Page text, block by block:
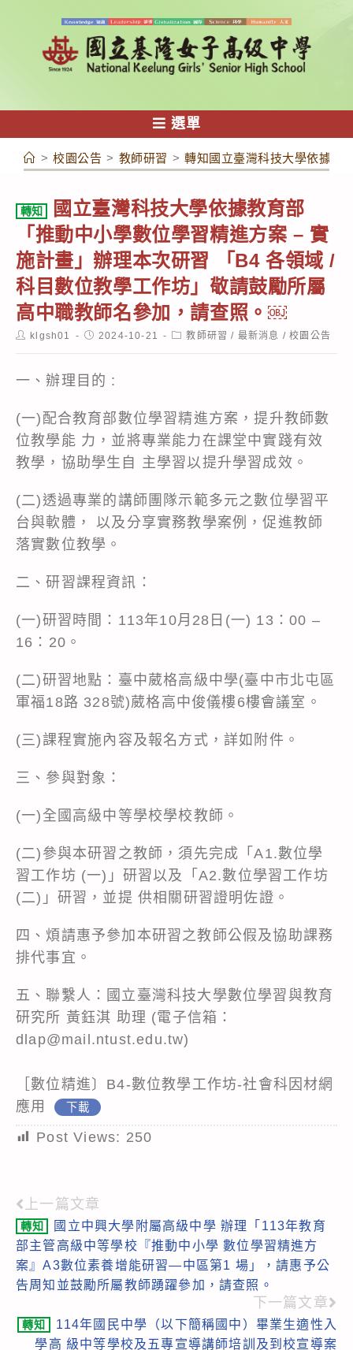
容
選單
> 校園公告 > 教師研習 > 轉知國立臺灣科技大學依據教
轉知
國立臺灣科技大學依據教育部
「推動中小學數位學習精進方案 – 實
施計畫」辦理本次研習 「B4 各領域 /
科目數位教學工作坊」敬請鼓勵所屬
高中職教師名參加，請查照。￼
Postklgsh01
Post2024-10-21
Post教師研習 / 最新消息 / 校園公告
一、辦理目的 :
(一)配合教育部數位學習精進方案，提升教師數
位教學能 力，並將專業能力在課堂中實踐有效
教學，協助學生自 主學習以提升學習成效。
(二)透過專業的講師團隊示範多元之數位學習平
台與軟體， 以及分享實務教學案例，促進教師
落實數位教學。
二、研習課程資訊：
(一)研習時間：113年10月28日(一) 13：00 –
16：20。
(二)研習地點：臺中葳格高級中學(臺中市北屯區
軍福18路 328號)葳格高中俊儀樓6樓會議室。
(三)課程實施內容及報名方式，詳如附件。
三、參與對象：
(一)全國高級中等學校學校教師。
(二)參與本研習之教師，須先完成「A1.數位學
習工作坊 (一)」研習以及「A2.數位學習工作坊
(二)」研習，並提 供相關研習證明佐證。
四、煩請惠予參加本研習之教師公假及協助課務
排代事宜。
五、聯繫人：國立臺灣科技大學數位學習與教育
研究所 黃鈺淇 助理 (電子信箱：
dlap@mail.ntust.edu.tw)
［數位精進〕B4-數位教學工作坊-社會科因材網
應用
下載
Post Views: 250
Read
more
articles
上一篇文章
轉知
國立中興大學附屬高級中學 辦理「113年教育
部主管高級中等學校『推動中小學 數位學習精進方
案』A3數位素養增能研習—中區第1 場」，請惠予公
告周知並鼓勵所屬教師踴躍參加，請查照。
下一篇文章
轉知
114年國民中學（以下簡稱國中）畢業生適性入
學高 級中等學校及五專宣導講師培訓及到校宣導案